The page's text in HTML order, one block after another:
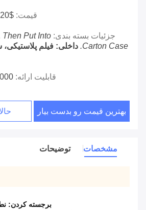
قیمت: $13.20/sets 1-99 Sets
جزئیات بسته بندی: Then Put Into
Carton Case. داخلی: فیلم
قابلیت ارائه: 15000 ست/
بهترین قیمت رو بدست بیار
مشخصات توضیحات
برجسته کردن: